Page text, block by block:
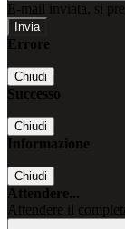
E-mail inviata, si
Errore
Chiudi
Successo
Chiudi
Informazione
Chiudi
Attendere...
Attendere il